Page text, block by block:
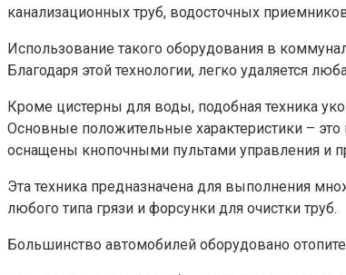
канализационных труб, водосточных
Использование такого оборудования в
Благодаря этой технологии, легко удаляется
Кроме цистерны для воды, подобная техника
Основные положительные характеристики –
оснащены кнопочными пультами управления и
Эта техника предназначена для выполнения
любого типа грязи и форсунки для очистки труб.
Большинство автомобилей оборудовано